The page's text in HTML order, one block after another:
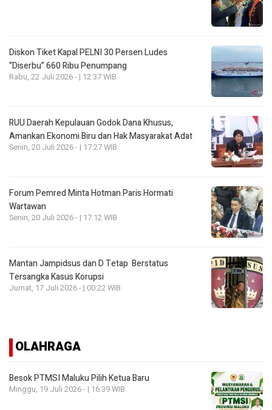
Diskon Tiket Kapal PELNI 30 Persen Ludes
“Diserbu” 660 Ribu Penumpang
Rabu, 22 Juli 2026 - | 12:37 WIB
RUU Daerah Kepulauan Godok Dana Khusus,
Amankan Ekonomi Biru dan Hak Masyarakat Adat
Senin, 20 Juli 2026 - | 17:27 WIB
Forum Pemred Minta Hotman Paris Hormati
Wartawan
Senin, 20 Juli 2026 - | 17:12 WIB
Mantan Jampidsus dan D Tetap Berstatus
Tersangka Kasus Korupsi
Jumat, 17 Juli 2026 - | 00:22 WIB
OLAHRAGA
Besok PTMSI Maluku Pilih Ketua Baru
Minggu, 19 Juli 2026 - | 16:39 WIB